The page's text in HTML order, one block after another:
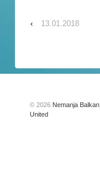
‹ 13.01.2018
© 2026 Nemanja Balkan
United